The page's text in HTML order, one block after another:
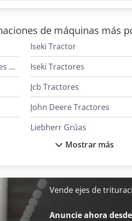
eje bien mantenido que ha
de máquinas más
Atlas Copco Compresores De Tornillo
Iseki Tractor
Iseki Tractores
Jcb Tractores
John Deere Tractores
Liebherr Grúas
Linde Tractor
Massey Ferguson
Oms Flejadoras
Mostrar más
Vende ejes de
Anuncie ahora